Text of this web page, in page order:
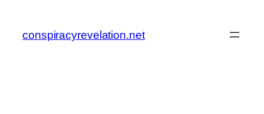
springen
conspiracyrevelation.net